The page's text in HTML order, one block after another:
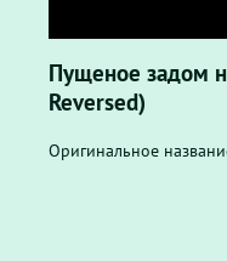
Пущеное задом
Reversed)
Оригинальное